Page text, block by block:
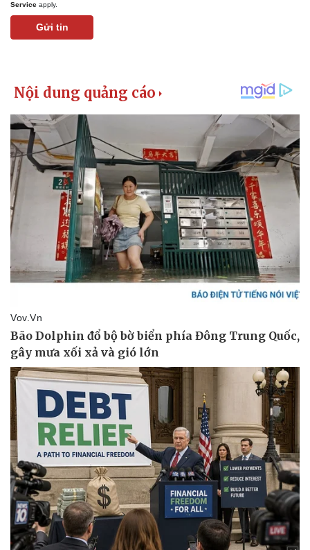
Kinh tế
Bất động sản
Khởi nghiệp
Thị trường
Giá vàng
Tiêu dùng
Tỷ giá
Chứng khoán
Giá cà phê
Service apply.
Gửi tin